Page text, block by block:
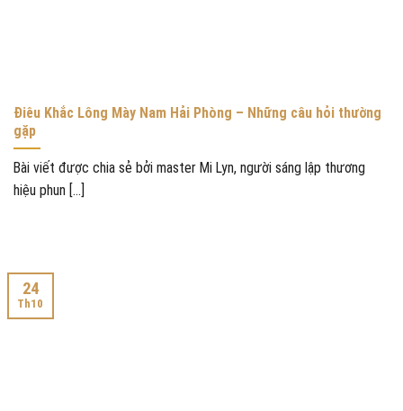
Điêu Khắc Lông Mày Nam Hải Phòng – Những câu hỏi thường
gặp
Bài viết được chia sẻ bởi master Mi Lyn, người sáng lập thương
hiệu phun [...]
24
Th10